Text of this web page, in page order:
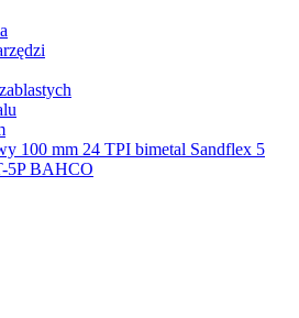
100 mm 24 TPI bimetal Sandflex 5
5P BAHCO